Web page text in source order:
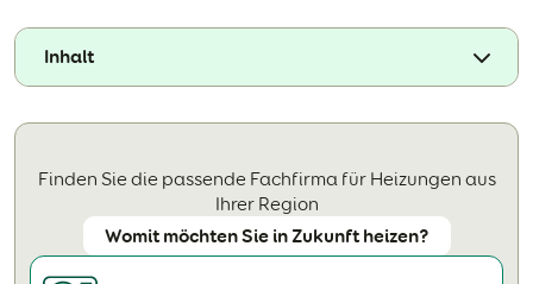
Inhalt
Finden Sie die passende Fachfirma für Heizungen aus
Ihrer Region
Womit möchten Sie in Zukunft heizen?